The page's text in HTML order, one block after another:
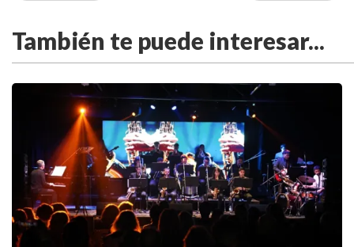
También te puede interesar...